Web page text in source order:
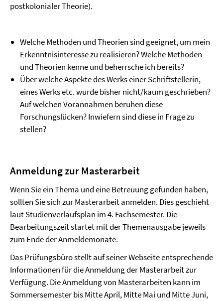
postkolonialer Theorie).
Welche Methoden und Theorien sind geeignet, um mein
Erkenntnisinteresse zu realisieren? Welche Methoden
und Theorien kenne und beherrsche ich bereits?
Über welche Aspekte des Werks einer Schriftstellerin,
eines Werks etc. wurde bisher nicht/kaum geschrieben?
Auf welchen Vorannahmen beruhen diese
Forschungslücken? Inwiefern sind diese in Frage zu
stellen?
Anmeldung zur Masterarbeit
Wenn Sie ein Thema und eine Betreuung gefunden haben,
sollten Sie sich zur Masterarbeit anmelden. Dies geschieht
laut Studienverlaufsplan im 4. Fachsemester. Die
Bearbeitungszeit startet mit der Themenausgabe jeweils
zum Ende der Anmeldemonate.
Das Prüfungsbüro stellt auf seiner Webseite entsprechende
Informationen für die Anmeldung der Masterarbeit zur
Verfügung. Die Anmeldung von Masterarbeiten kann im
Sommersemester bis Mitte April, Mitte Mai und Mitte Juni,